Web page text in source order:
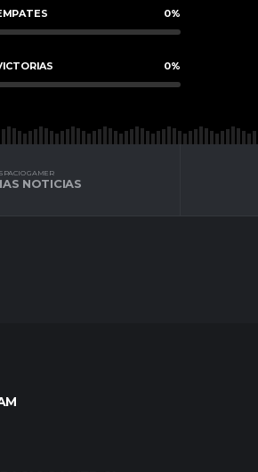
0%
0%
GAMER
NOTICIAS